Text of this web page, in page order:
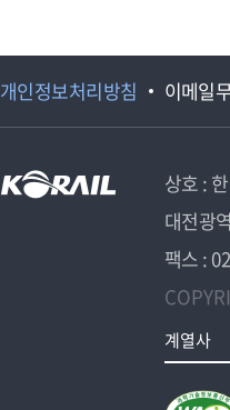
개인정보처리방침 이메일
상호 :
대전광
팩스 :
계열사